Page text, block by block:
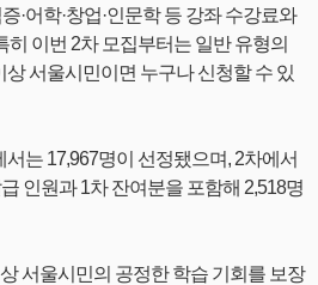
·어학·창업·인문학 등 강좌 수강료와
히 이번 2차 모집부터는 일반 유형의
서울시민이면 누구나 신청할 수 있
는 17,967명이 선정됐으며, 2차에서
인원과 1차 잔여분을 포함해 2,518명
서울시민의 공정한 학습 기회를 보장